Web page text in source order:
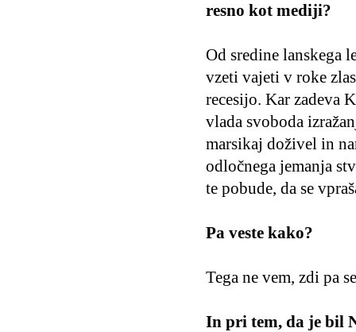
resno kot mediji?
Od sredine lanskega
vzeti vajeti v roke
recesijo. Kar zadeva
vlada svoboda
marsikaj doživel in
odločnega jemanja
te pobude, da se
Pa veste kako?
Tega ne vem, zdi pa
In pri tem, da je bil